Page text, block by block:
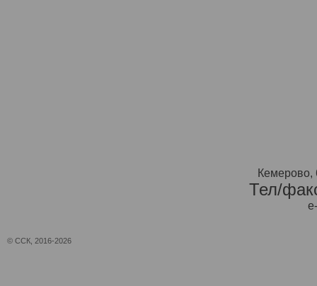
Кемерово,
Тел/
© ССК, 2016-2026